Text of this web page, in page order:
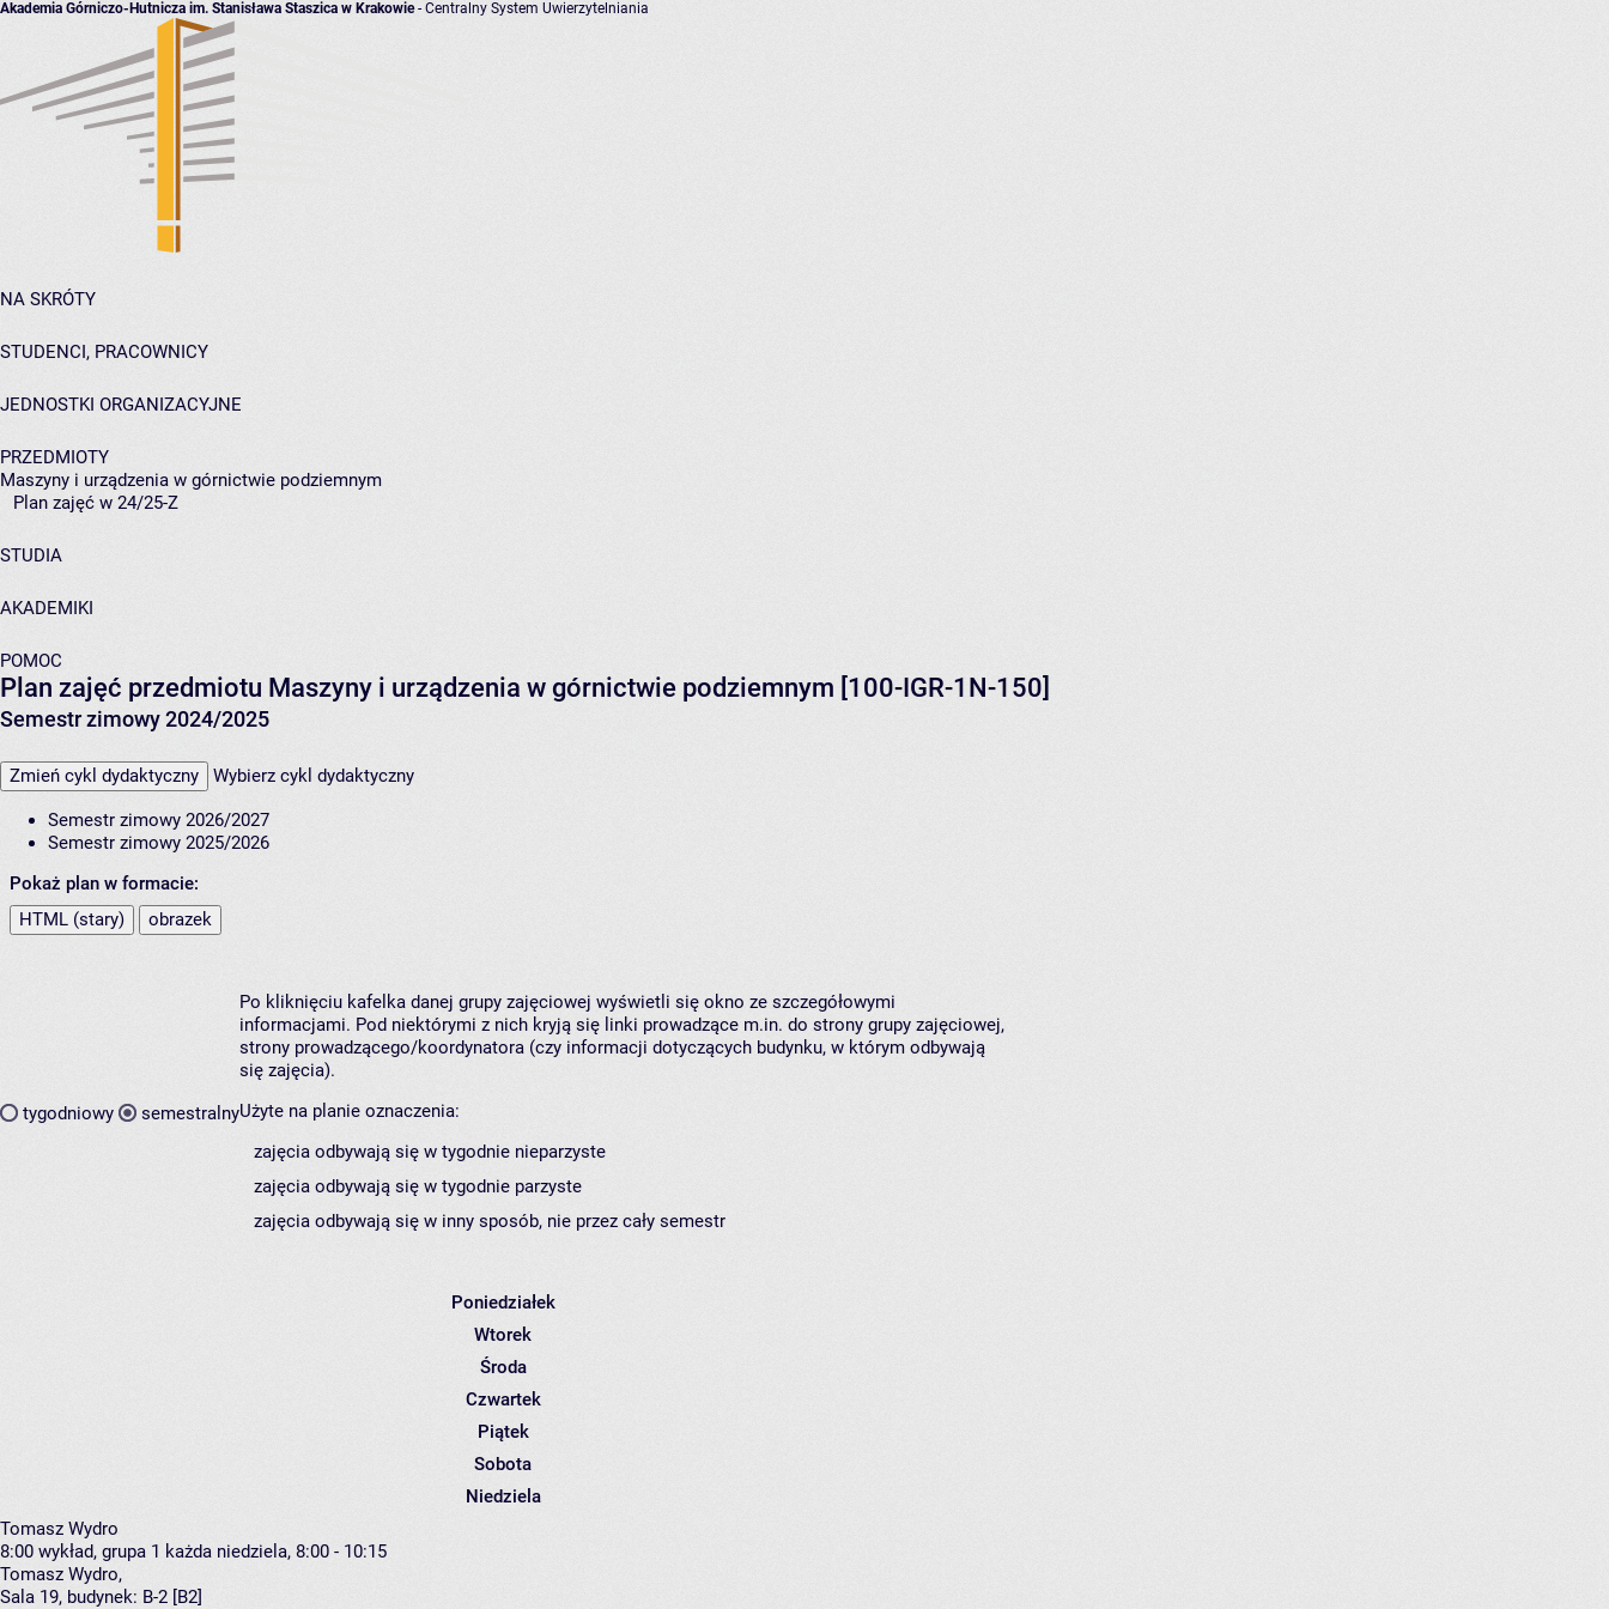
Akademia Górniczo-Hutnicza im. Stanisława Staszica w Krakowie- Centralny System Uwierzytelniania
NA SKRÓTY
STUDENCI, PRACOWNICY
JEDNOSTKI ORGANIZACYJNE
PRZEDMIOTY
Maszyny i urządzenia w górnictwie podziemnym
Plan zajęć w 24/25-Z
STUDIA
AKADEMIKI
POMOC
Plan zajęć przedmiotu Maszyny i urządzenia w górnictwie podziemnym [100-IGR-1N-150]
Semestr zimowy 2024/2025
Zmień cykl dydaktyczny Wybierz cykl dydaktyczny
Semestr zimowy 2026/2027
Semestr zimowy 2025/2026
Pokaż plan w formacie:
HTML (stary)
obrazek
tygodniowy semestralny
Po kliknięciu kafelka danej grupy zajęciowej wyświetli się okno ze szczegółowymi
informacjami. Pod niektórymi z nich kryją się linki prowadzące m.in. do strony grupy zajęciowej,
strony prowadzącego/koordynatora (czy informacji dotyczących budynku, w którym odbywają
się zajęcia).
Użyte na planie oznaczenia:
zajęcia odbywają się w tygodnie nieparzyste
zajęcia odbywają się w tygodnie parzyste
zajęcia odbywają się w inny sposób, nie przez cały semestr
Poniedziałek
Wtorek
Środa
Czwartek
Piątek
Sobota
Niedziela
Tomasz Wydro
8:00 wykład, grupa 1 każda niedziela, 8:00 - 10:15
Tomasz Wydro,
Sala 19, budynek: B-2 [B2]